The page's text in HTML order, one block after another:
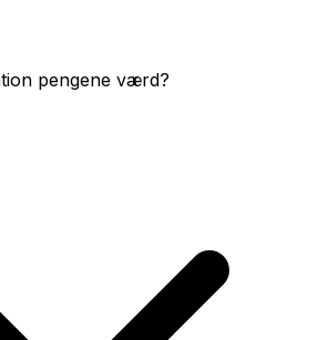
pengene værd?